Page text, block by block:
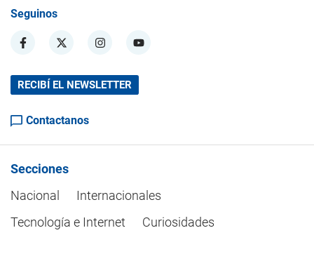
Seguinos
RECIBÍ EL NEWSLETTER
Contactanos
Secciones
Nacional
Internacionales
Tecnología e Internet
Curiosidades